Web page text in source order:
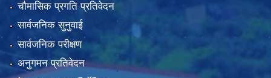
चौमासिक प्रगति प्रतिवेदन
सार्वजनिक सुनुवाई
सार्वजनिक परीक्षण
अनुगमन प्रतिवेदन